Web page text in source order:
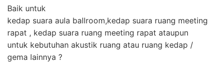
Baik untuk
kedap suara aula ballroom,kedap suara ruang meeting
rapat , kedap suara ruang meeting rapat ataupun
untuk kebutuhan akustik ruang atau ruang kedap /
gema lainnya ?